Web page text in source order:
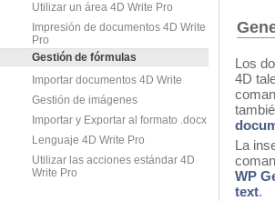
Utilizar un área 4D Write Pro
Impresión de documentos 4D Write
Pro
Gestión de fórmulas
Importar documentos 4D Write
Gestión de imágenes
Importar y Exportar al formato .docx
Lenguaje 4D Write Pro
Utilizar las acciones estándar 4D
Write Pro
Los
4D
La
WP
text.